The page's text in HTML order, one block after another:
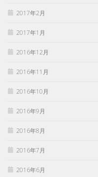
2017年2月
2017年1月
2016年12月
2016年11月
2016年10月
2016年9月
2016年8月
2016年7月
2016年6月